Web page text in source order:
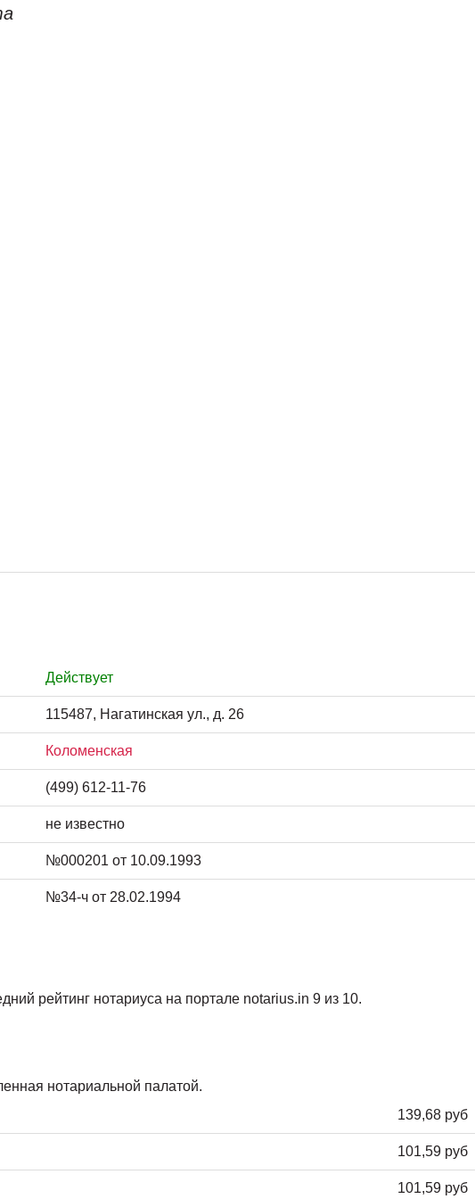
Действует
115487, Нагатинская ул., д. 26
Коломенская
(499) 612-11-76
не известно
№000201 от 10.09.1993
№34-ч от 28.02.1994
рейтинг нотариуса на портале notarius.in 9 из 10.
нотариальной палатой.
139,68 руб
101,59 руб
101,59 руб